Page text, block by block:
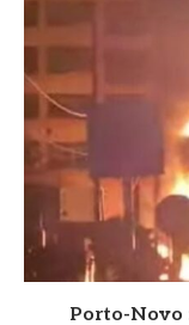
Porto-Novo